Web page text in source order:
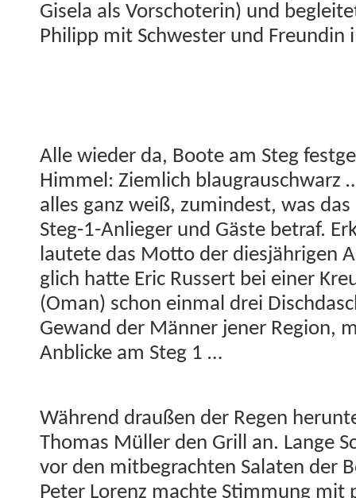
Gisela als Vorschoterin) und
Philipp mit Schwest­er und Fre­undin
Alle wieder da, Boote am Steg
Him­mel: Ziem­lich blau­grauschwarz
alles ganz weiß, zumin­d­est, was
Steg-1-Anlieger und Gäste betraf.
lautete das Mot­to der diesjähri­gen
glich hat­te Eric Russert bei ein­er
(Oman) schon ein­mal drei
Gewand der Män­ner jen­er Region,
Anblicke am Steg 1 …
Während draußen der Regen
Thomas Müller den Grill an. Lange
vor den mit­be­gracht­en Salat­en der
Peter Lorenz machte Stim­mung mit